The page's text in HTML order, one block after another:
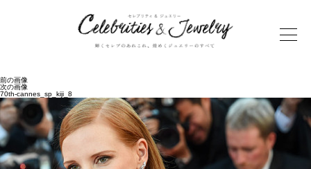
前の画像
次の画像
70th-cannes_sp_kiji_8